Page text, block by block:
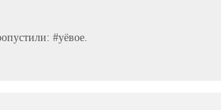
#уёвое.